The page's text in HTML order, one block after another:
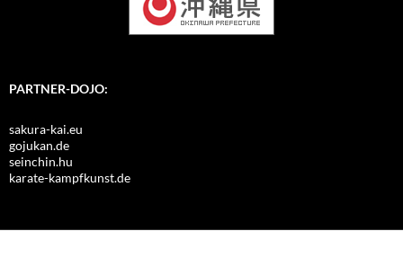
PARTNER-DOJO:
sakura-kai.eu
gojukan.de
seinchin.hu
karate-kampfkunst.de